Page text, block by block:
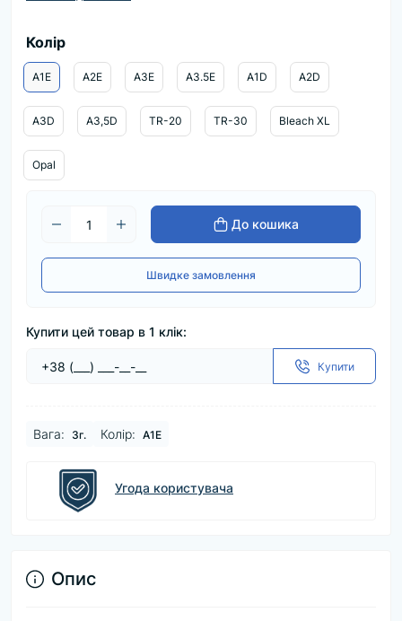
Колір
A1E A2E A3E A3.5E A1D A2D
A3D A3,5D TR-20 TR-30 Bleach XL
Opal
До кошика
Швидке замовлення
Купити цей товар в 1 клік:
Купити
Baга: 3г. Колір: A1E
Угода користувача
Опис